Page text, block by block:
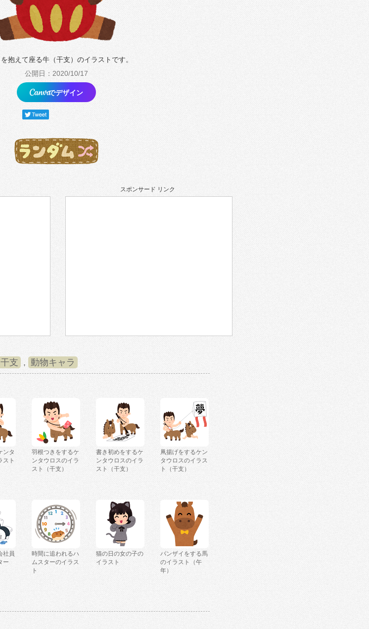
抱えて座る牛（干支）のイラストです。
公開日：2020/10/17
でデザイン
スポンサード リンク
干支 , 動物キャラ
ンタ
スト
羽根つきをするケ
ンタウロスのイラ
スト（干支）
書き初めをするケ
ンタウロスのイラ
スト（干支）
凧揚げをするケン
タウロスのイラス
ト（干支）
社員
ー
時間に追われるハ
ムスターのイラス
ト
猫の日の女の子の
イラスト
バンザイをする馬
のイラスト（午
年）